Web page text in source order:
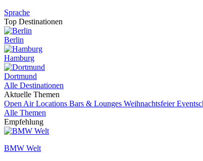
Sprache
Top Destinationen
Berlin
Hamburg
Dortmund
Alle Destinationen
Aktuelle Themen
Open Air Locations Bars & Lounges Weihnachtsfeier
Alle Themen
Empfehlung
BMW Welt